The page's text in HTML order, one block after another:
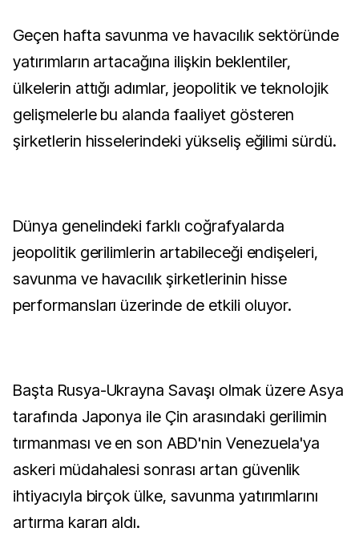
Geçen hafta savunma ve havacılık sektöründe
yatırımların artacağına ilişkin beklentiler,
ülkelerin attığı adımlar, jeopolitik ve teknolojik
gelişmelerle bu alanda faaliyet gösteren
şirketlerin hisselerindeki yükseliş eğilimi sürdü.
Dünya genelindeki farklı coğrafyalarda
jeopolitik gerilimlerin artabileceği endişeleri,
savunma ve havacılık şirketlerinin hisse
performansları üzerinde de etkili oluyor.
Başta Rusya-Ukrayna Savaşı olmak üzere Asya
tarafında Japonya ile Çin arasındaki gerilimin
tırmanması ve en son ABD'nin Venezuela'ya
askeri müdahalesi sonrası artan güvenlik
ihtiyacıyla birçok ülke, savunma yatırımlarını
artırma kararı aldı.